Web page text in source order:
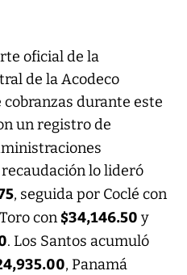
oficial de la
de la Acodeco
durante este
un registro de
lo lideró
, seguida por Coclé con
con $34,146.50 y
. Los Santos acumuló
, Panamá